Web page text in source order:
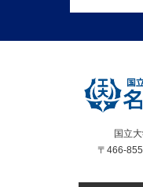
国立
〒466-